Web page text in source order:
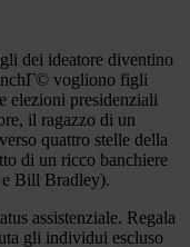
dei ideatore diventino
vogliono figli
elezioni presidenziali
il ragazzo di un
quattro stelle della
di un ricco banchiere
Bill Bradley).
assistenziale. Regala
gli individui escluso